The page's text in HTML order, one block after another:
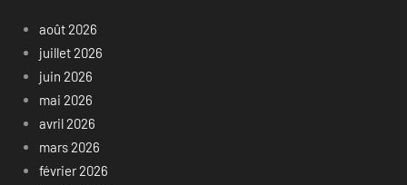
août 2026
juillet 2026
juin 2026
mai 2026
avril 2026
mars 2026
février 2026